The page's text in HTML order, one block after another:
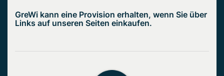
GreWi kann eine Provision erhalten, wenn Sie über
Links auf unseren Seiten einkaufen.